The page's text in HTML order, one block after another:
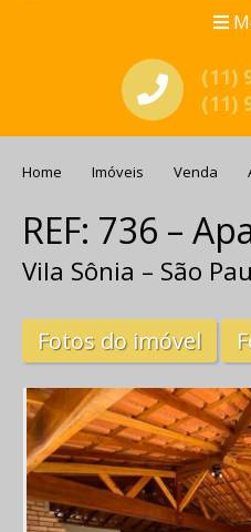
(11)
(11)
Home Imóveis Venda
REF: 736 –
Vila Sônia – São
Fotos do imóvel